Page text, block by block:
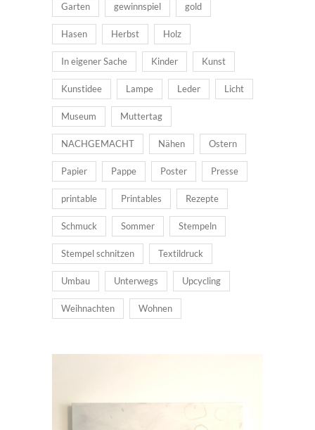
Garten gewinnspiel gold
Hasen Herbst Holz
In eigener Sache Kinder Kunst
Kunstidee Lampe Leder Licht
Museum Muttertag
NACHGEMACHT Nähen Ostern
Papier Pappe Poster Presse
printable Printables Rezepte
Schmuck Sommer Stempeln
Stempel schnitzen Textildruck
Umbau Unterwegs Upcycling
Weihnachten Wohnen